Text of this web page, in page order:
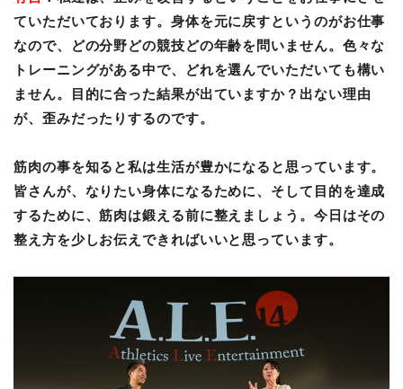
ていただいております。身体を元に戻すというのがお仕事
なので、どの分野どの競技どの年齢を問いません。色々な
トレーニングがある中で、どれを選んでいただいても構い
ません。目的に合った結果が出ていますか？出ない理由
が、歪みだったりするのです。
筋肉の事を知ると私は生活が豊かになると思っています。
皆さんが、なりたい身体になるために、そして目的を達成
するために、筋肉は鍛える前に整えましょう。今日はその
整え方を少しお伝えできればいいと思っています。